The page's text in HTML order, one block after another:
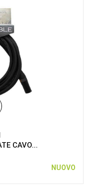
CAVO...
NUOVO